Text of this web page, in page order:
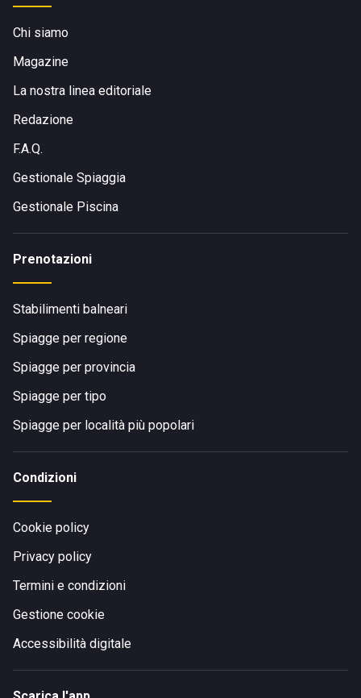
Chi siamo
Magazine
La nostra linea editoriale
Redazione
F.A.Q.
Gestionale Spiaggia
Gestionale Piscina
Prenotazioni
Stabilimenti balneari
Spiagge per regione
Spiagge per provincia
Spiagge per tipo
Spiagge per località più popolari
Condizioni
Cookie policy
Privacy policy
Termini e condizioni
Gestione cookie
Accessibilità digitale